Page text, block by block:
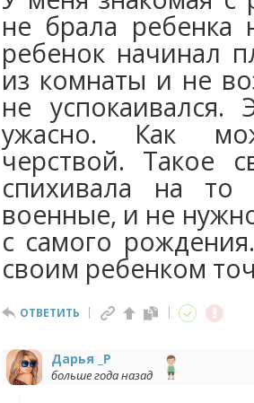
не брала ребенка
ребенок начинал
из комнаты и не
не
ужасно. Как
черствой. Такое
спихивала на
военные, и не
с самого
своим ребенком
ОТВЕТИТЬ
Дарья _Р
больше года назад